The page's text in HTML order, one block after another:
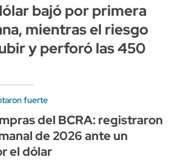
bajó por primera
mientras el riesgo
y perforó las 450
fuerte
del BCRA: registraron
de 2026 ante un
el dólar